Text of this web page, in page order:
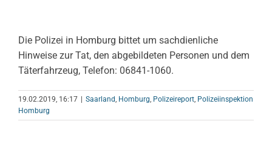
Die Polizei in Homburg bittet um sachdienliche
Hinweise zur Tat, den abgebildeten Personen und dem
Täterfahrzeug, Telefon: 06841-1060.
19.02.2019, 16:17 | Saarland Homburg Polizeireport Polizeiinspektion
Homburg